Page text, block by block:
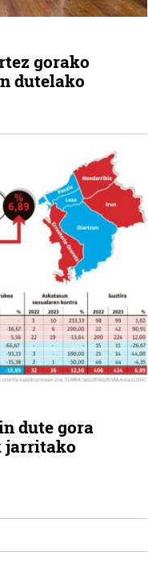
gorako
dutelako
dute gora
jarritako